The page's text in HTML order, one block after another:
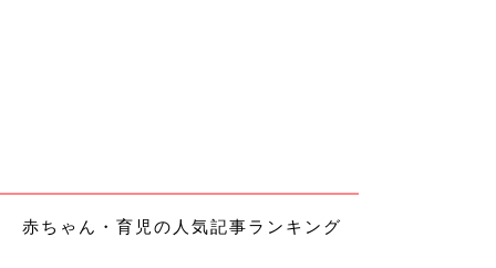
赤ちゃん・育児の人気記事ランキング